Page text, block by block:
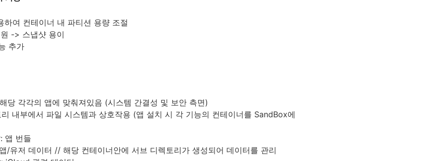
하여 컨테이너 내 파티션 용량 조절
-> 스냅샷 용이
추가
당 각각의 앱에 맞춰져있음 (시스템 간결성 및 보안 측면)
내부에서 파일 시스템과 상호작용 (앱 설치 시 각 기능의 컨테이너를 SandBox에
앱 번들
/유저 데이터 // 해당 컨테이너안에 서브 디렉토리가 생성되어 데이터를 관리